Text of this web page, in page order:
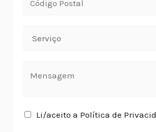
Li/aceito a Política de